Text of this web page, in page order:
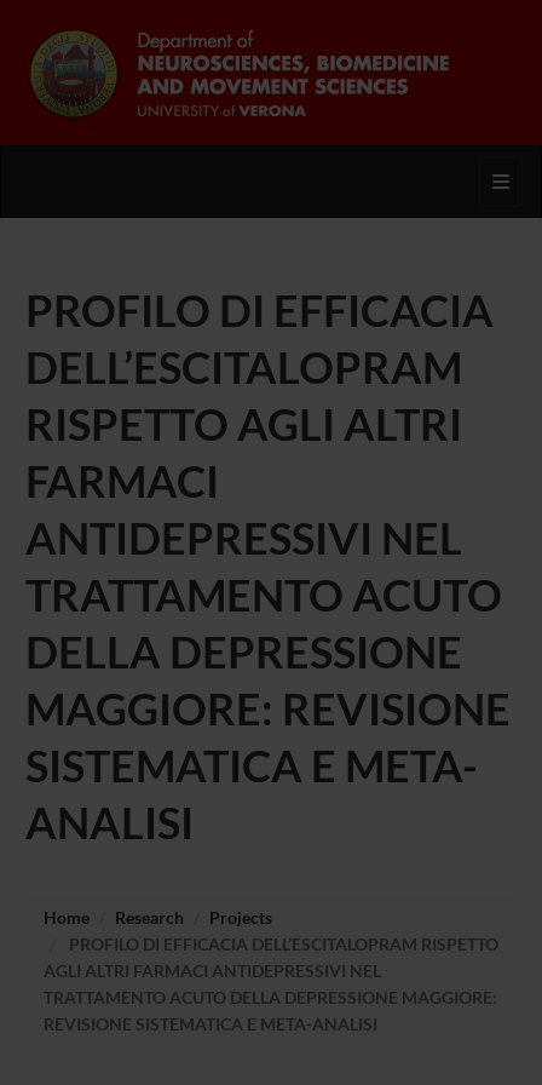
PROFILO DI EFFICACIA
DELL’ESCITALOPRAM
RISPETTO AGLI ALTRI
FARMACI
ANTIDEPRESSIVI NEL
TRATTAMENTO ACUTO
DELLA DEPRESSIONE
MAGGIORE: REVISIONE
SISTEMATICA E META-
ANALISI
Home Research
Projects
PROFILO DI EFFICACIA DELL’ESCITALOPRAM RISPETTO
AGLI ALTRI FARMACI ANTIDEPRESSIVI NEL
TRATTAMENTO ACUTO DELLA DEPRESSIONE MAGGIORE:
REVISIONE SISTEMATICA E META-ANALISI